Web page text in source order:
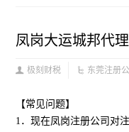
凤岗大运城邦代
极刻财税 东莞注册
【常见问题】
1．现在凤岗注册公司对